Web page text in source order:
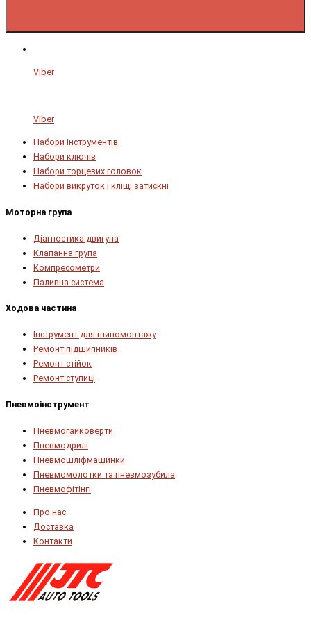
Viber
Viber
Набори інструментів
Набори ключів
Набори торцевих головок
Набори викруток і кліщі затискні
Моторна група
Діагностика двигуна
Клапанна група
Компресометри
Паливна система
Ходова частина
Інструмент для шиномонтажу
Ремонт підшипників
Ремонт стійок
Ремонт ступиці
Пневмоінструмент
Пневмогайковерти
Пневмодрилі
Пневмошліфмашинки
Пневмомолотки та пневмозубила
Пневмофітінгі
Про нас
Доставка
Контакти